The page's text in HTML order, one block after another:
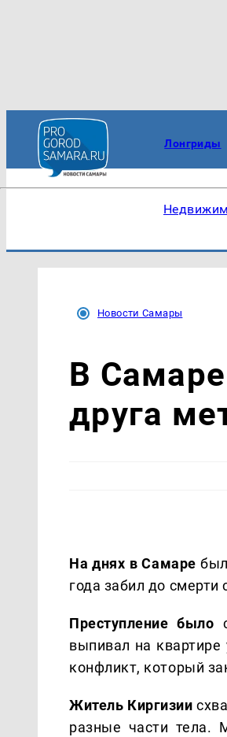
Лонгриды
Новости Самары
В
друга
На днях в Самаре
года забил до смерти
Преступление было
выпивал на квартире
конфликт, который
Житель Киргизии
разные части тела.